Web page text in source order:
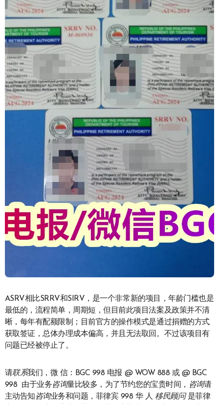
ASRV相比SRRV和SIRV，是一个非常新的项目，年龄门槛也是
最低的，流程简单，周期短，但目前此项目法案及政策并不清
晰，每年有配额限制；目前官方的操作模式是通过捐赠的方式
获取签证，总体办理成本偏高，并且无法取回。不过该项目有
问题已经被停止了。
请联系我们，微 信：BGC 998 电报 @ WOW 888 或 @ BGC
998 由于业务咨询量比较多，为了节约您的宝贵时间， 咨询请
主动告知 咨询业务和问题，菲律宾 998 华 人移民顾问是菲律